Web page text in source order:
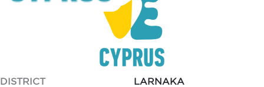
DISTRICT
LARNAKA